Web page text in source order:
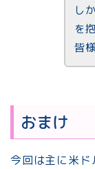
し
を
皆
おまけ
今回は主に米ド